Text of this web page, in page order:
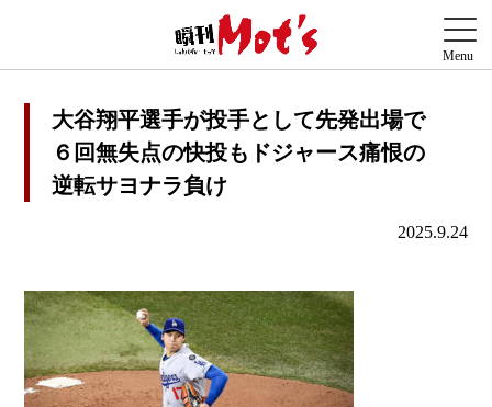
大谷翔平選手が投手として先発出場で
６回無失点の快投もドジャース痛恨の
逆転サヨナラ負け
2025.9.24